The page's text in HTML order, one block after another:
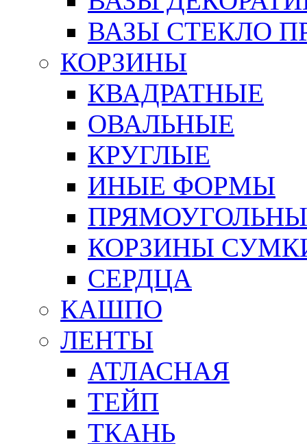
ВАЗЫ СТЕКЛО
КОРЗИНЫ
КВАДРАТНЫЕ
ОВАЛЬНЫЕ
КРУГЛЫЕ
ИНЫЕ ФОРМЫ
КОРЗИНЫ
СЕРДЦА
КАШПО
ЛЕНТЫ
АТЛАСНАЯ
ТЕЙП
ТКАНЬ